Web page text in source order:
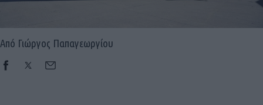
Από Γιώργος Παπαγεωργίου